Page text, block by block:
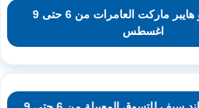
عروض نستو هايبر ماركت العامرات من 6 حتى 9
اغسطس